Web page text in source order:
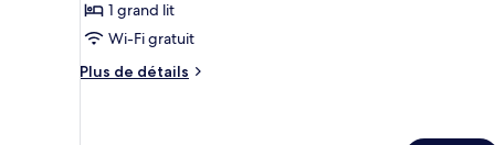
de
chambre :
Chambre
1 grand lit
Wi-Fi gratuit
Plus de détails
Plus